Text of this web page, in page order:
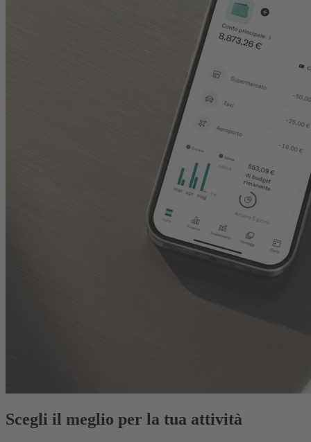
Scegli il meglio per la tua attività